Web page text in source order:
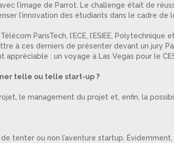
l’image de Parrot. Le challenge était de
l’innovation des étudiants dans le cadre de
ParisTech, l’ECE, l’ESIEE,
à ces derniers de présenter devant un jury
appréciable : un voyage à Las Vegas pour le
telle ou telle start-up ?
le management du projet et, enfin, la
tenter ou non l’aventure startup.